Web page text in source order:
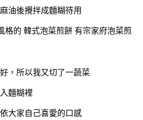
油後攪拌成麵糊待用
，所以我又切了一蔬菜
麵糊裡
大家自己喜愛的口感